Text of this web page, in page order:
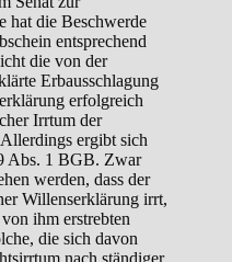
hat die Beschwerde
entsprechend
die von der
Erbausschlagung
erfolgreich
Irrtum der
ergibt sich
Abs. 1 BGB. Zwar
werden, dass der
Willenserklärung irrt,
ihm erstrebten
die sich davon
nach ständiger